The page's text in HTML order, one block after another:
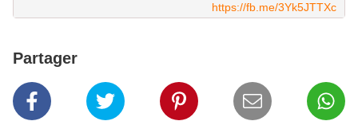
https://fb.me/3Yk5JTTXc
Partager